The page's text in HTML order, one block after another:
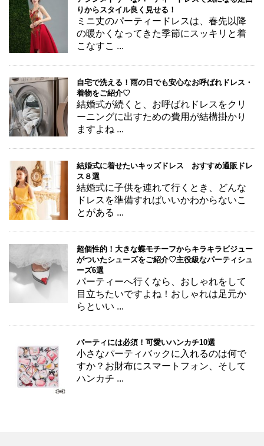
りからスタイル良く見せる！
ミニ丈のパーティードレスは、春先以降
の暖かくなってきた季節にスッキリと着
こなすこ ...
自宅で洗える！雨の日でも安心なお呼ばれドレス・
着物をご紹介♡
結婚式が続くと、お呼ばれドレスをクリ
ーニングに出すための費用が結構掛かり
ますよね ...
結婚式に着せたいキッズドレス おすすめ通販ドレ
ス８選
結婚式に子供を連れて行くとき、どんな
ドレスを準備すればいいかわからないこ
とがある ...
超個性的！大きな蝶モチーフからキラキラビジュー
がついたシューズをご紹介♡主役級なパーティシュ
ーズ6選
パーティーへ行くなら、おしゃれをして
目立ちたいですよね！おしゃれは足元か
らといい ...
パーティには必須！可愛いハンカチ10選
小さなパーティバックに入れるのは何で
すか？お財布にスマートフォン、そして
ハンカチ ...